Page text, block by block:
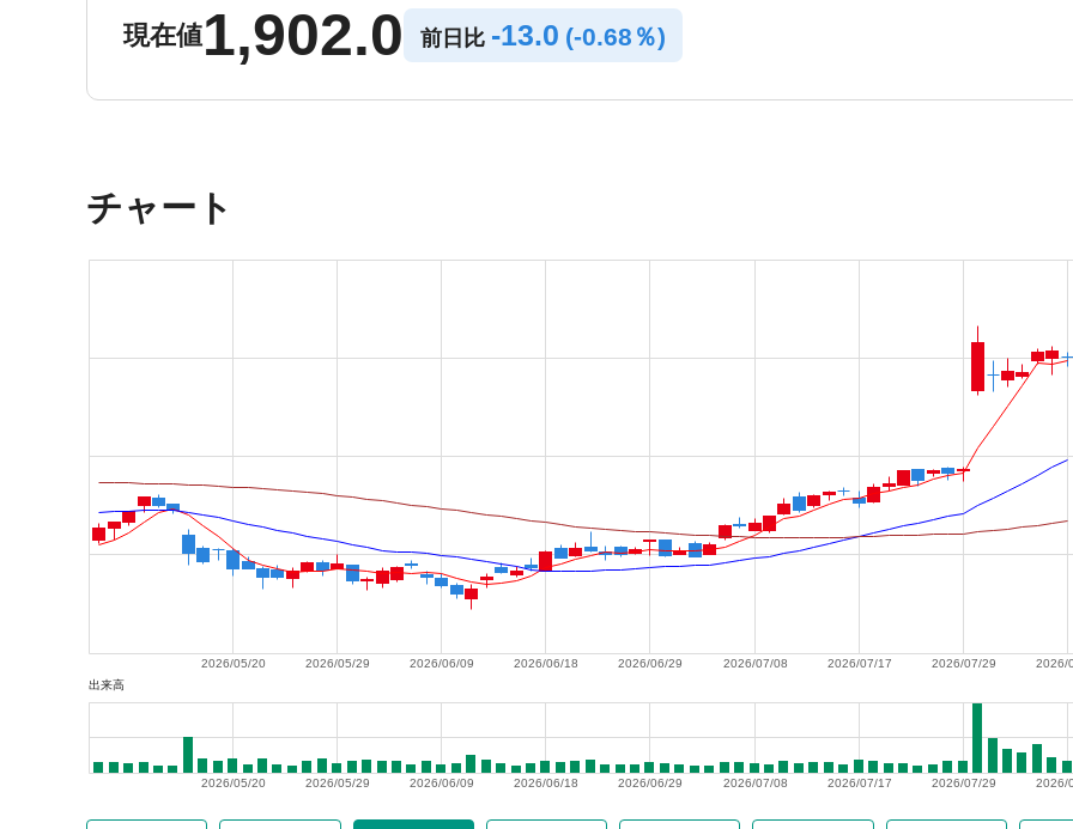
現在値1,902.0 前日比 -13.0 (-0.68％)
チャート
2026/
2026/07/29
2026/07/17
2026/07/08
2026/06/29
2026/06/18
2026/06/09
2026/05/29
2026/05/20
出来高
2026/
2026/07/29
2026/07/17
2026/07/08
2026/06/29
2026/06/18
2026/06/09
2026/05/29
2026/05/20